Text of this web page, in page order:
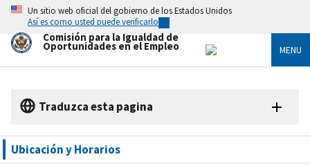
Skip
main
content
Un sitio web oficial del gobierno de los Estados Unidos
Así es como usted puede verificarlo
Comisión para la Igualdad de
Oportunidades en el Empleo MENU
Traduzca esta pagina
Ubicación y Horarios